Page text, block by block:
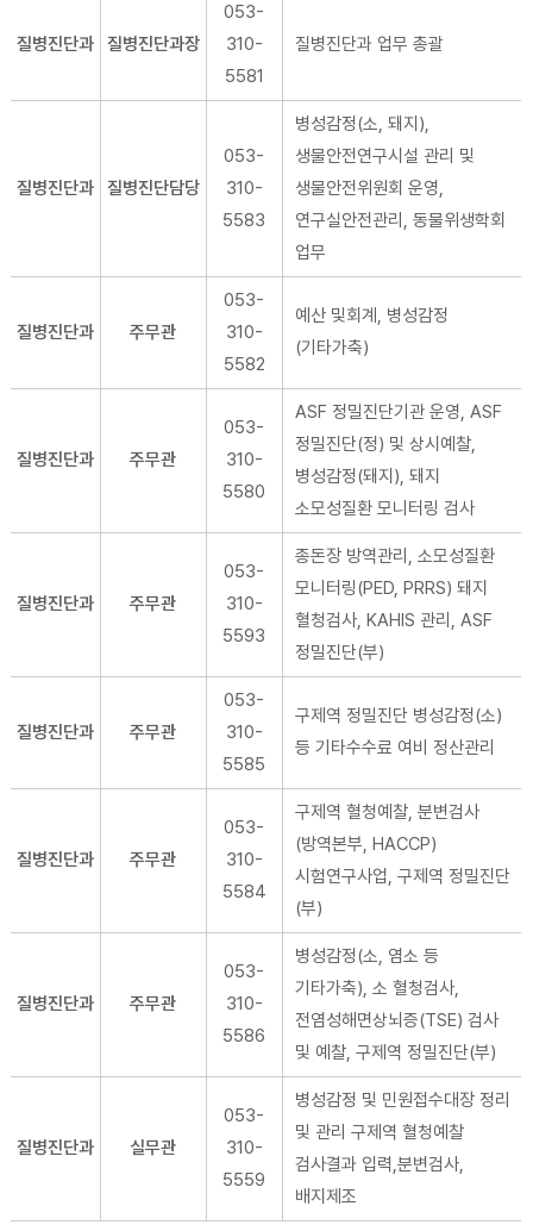
질병진단과 질병진단과장
053-
310-
5581
질병진단과 업무 총괄
질병진단과 질병진단담당
053-
310-
5583
병성감정(소, 돼지),
생물안전연구시설 관리 및
생물안전위원회 운영,
연구실안전관리, 동물위생학회
업무
질병진단과 주무관
053-
310-
5582
예산 및회계, 병성감정
(기타가축)
질병진단과 주무관
053-
310-
5580
ASF 정밀진단기관 운영, ASF
정밀진단(정) 및 상시예찰,
병성감정(돼지), 돼지
소모성질환 모니터링 검사
질병진단과 주무관
053-
310-
5593
종돈장 방역관리, 소모성질환
모니터링(PED, PRRS) 돼지
혈청검사, KAHIS 관리, ASF
정밀진단(부)
질병진단과 주무관
053-
310-
5585
구제역 정밀진단 병성감정(소)
등 기타수수료 여비 정산관리
질병진단과 주무관
053-
310-
5584
구제역 혈청예찰, 분변검사
(방역본부, HACCP)
시험연구사업, 구제역 정밀진단
(부)
질병진단과 주무관
053-
310-
5586
병성감정(소, 염소 등
기타가축), 소 혈청검사,
전염성해면상뇌증(TSE) 검사
및 예찰, 구제역 정밀진단(부)
질병진단과 실무관
053-
310-
5559
병성감정 및 민원접수대장 정리
및 관리 구제역 혈청예찰
검사결과 입력,분변검사,
배지제조